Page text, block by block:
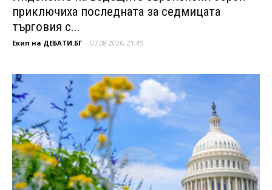
приключиха последната за седмицата
търговия с...
Екип на ДЕБАТИ.БГ - 07.08.2026, 21:45